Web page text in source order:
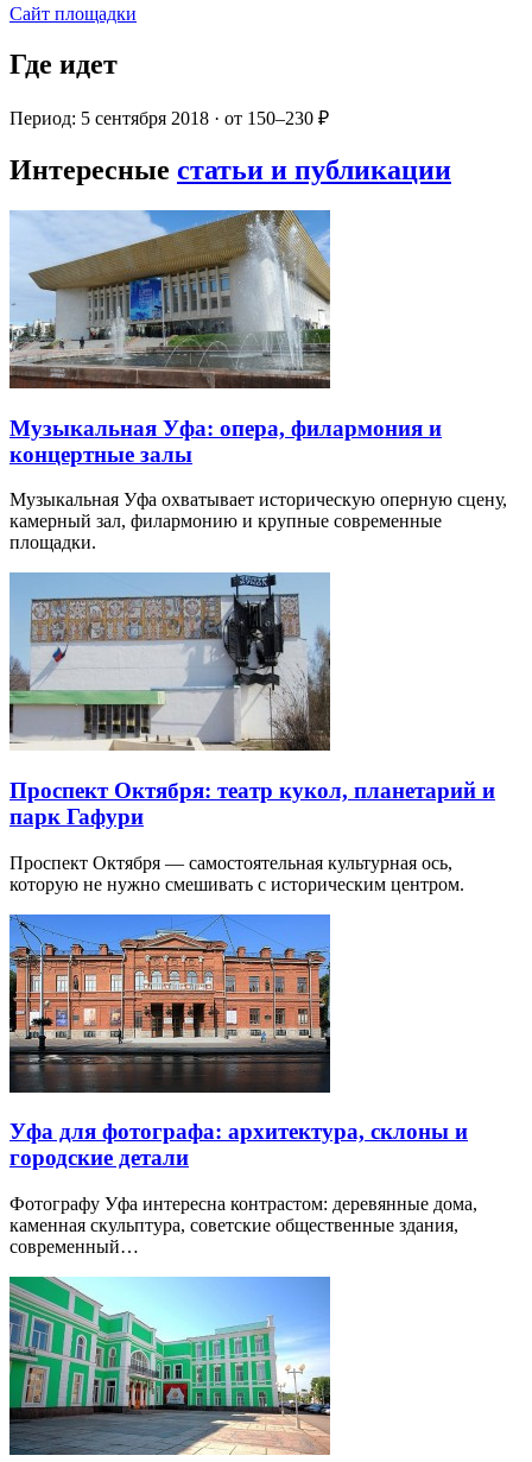
Сайт площадки
Где идет
Период: 5 сентября 2018 · от 150–230 ₽
Интересные статьи и публикации
Музыкальная Уфа: опера, филармония и
концертные залы
Музыкальная Уфа охватывает историческую оперную сцену,
камерный зал, филармонию и крупные современные
площадки.
Проспект Октября: театр кукол, планетарий и
парк Гафури
Проспект Октября — самостоятельная культурная ось,
которую не нужно смешивать с историческим центром.
Уфа для фотографа: архитектура, склоны и
городские детали
Фотографу Уфа интересна контрастом: деревянные дома,
каменная скульптура, советские общественные здания,
современный…